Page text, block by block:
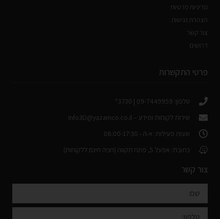
מדיניות פרטיות
הצהרת נגישות
צור קשר
דרושים
פרטי התקשרות
טלפון: 09-7449959 | 3730*
שירות לקוחות ומידע – Info3D@yazamco.co.il
שעות פעילות: א-ה - 08:00-17:30
כתובת: אפעל 5, פתח תקווה (חניה חינם ללקוחות)
צור קשר